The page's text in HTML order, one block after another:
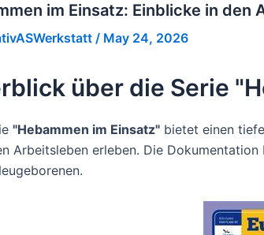
im Einsatz: Einblicke in den
/ May 24, 2026
über die Serie
"Hebammen im Einsatz" bietet einen
Arbeitsleben erleben. Die